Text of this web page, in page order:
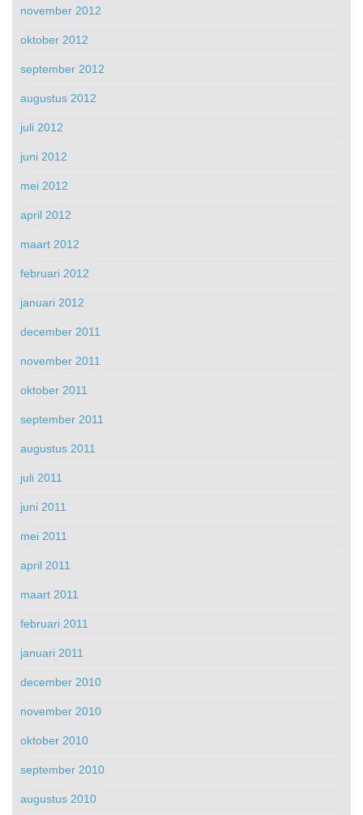
november 2012
oktober 2012
september 2012
augustus 2012
juli 2012
juni 2012
mei 2012
april 2012
maart 2012
februari 2012
januari 2012
december 2011
november 2011
oktober 2011
september 2011
augustus 2011
juli 2011
juni 2011
mei 2011
april 2011
maart 2011
februari 2011
januari 2011
december 2010
november 2010
oktober 2010
september 2010
augustus 2010